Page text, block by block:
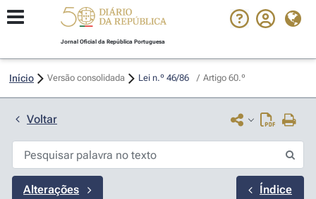
Jornal Oficial da República Portuguesa
Início Versão consolidada Lei n.º 46/86 / Artigo 60.º
Voltar
Alterações Índice